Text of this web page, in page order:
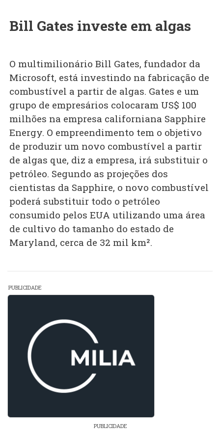
Bill Gates investe em algas
O multimilionário Bill Gates, fundador da
Microsoft, está investindo na fabricação de
combustível a partir de algas. Gates e um
grupo de empresários colocaram US$ 100
milhões na empresa californiana Sapphire
Energy. O empreendimento tem o objetivo
de produzir um novo combustível a partir
de algas que, diz a empresa, irá substituir o
petróleo. Segundo as projeções dos
cientistas da Sapphire, o novo combustível
poderá substituir todo o petróleo
consumido pelos EUA utilizando uma área
de cultivo do tamanho do estado de
Maryland, cerca de 32 mil km².
PUBLICIDADE
PUBLICIDADE